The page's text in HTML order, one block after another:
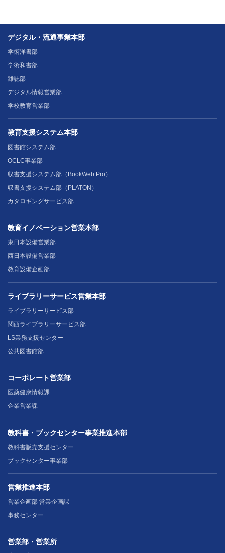
デジタル・流通事業本部
学術洋書部
学術和書部
雑誌部
デジタル情報営業部
学校教育営業部
教育支援システム本部
図書館システム部
OCLC事業部
収書支援システム部（BookWeb Pro）
収書支援システム部（PLATON）
カタロギングサービス部
教育イノベーション営業本部
東日本設備営業部
西日本設備営業部
教育設備企画部
ライブラリーサービス営業本部
ライブラリーサービス部
関西ライブラリーサービス部
LS業務支援センター
公共図書館部
コーポレート営業部
医薬健康情報課
企業営業課
教科書・ブックセンター事業推進本部
教科書販売支援センター
ブックセンター事業部
営業推進本部
営業企画部 営業企画課
事務センター
営業部・営業所